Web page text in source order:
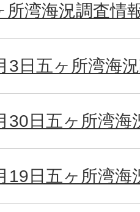
所湾海況調査情
3日五ヶ所湾海
30日五ヶ所湾海
19日五ヶ所湾海